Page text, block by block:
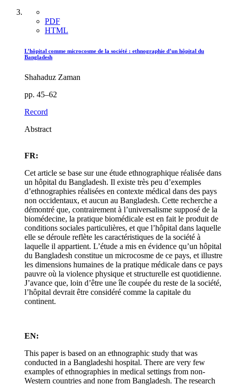
PDF
HTML
L’hôpital comme microcosme de la société : ethnographie d’un hôpital du
Bangladesh
Shahaduz Zaman
pp. 45–62
Record
Abstract
FR:
Cet article se base sur une étude ethnographique réalisée dans
un hôpital du Bangladesh. Il existe très peu d’exemples
d’ethnographies réalisées en contexte médical dans des pays
non occidentaux, et aucun au Bangladesh. Cette recherche a
démontré que, contrairement à l’universalisme supposé de la
biomédecine, la pratique biomédicale est en fait le produit de
conditions sociales particulières, et que l’hôpital dans laquelle
elle se déroule reflète les caractéristiques de la société à
laquelle il appartient. L’étude a mis en évidence qu’un hôpital
du Bangladesh constitue un microcosme de ce pays, et illustre
les dimensions humaines de la pratique médicale dans ce pays
pauvre où la violence physique et structurelle est quotidienne.
J’avance que, loin d’être une île coupée du reste de la société,
l’hôpital devrait être considéré comme la capitale du
continent.
EN:
This paper is based on an ethnographic study that was
conducted in a Bangladeshi hospital. There are very few
examples of ethnographies in medical settings from non-
Western countries and none from Bangladesh. The research